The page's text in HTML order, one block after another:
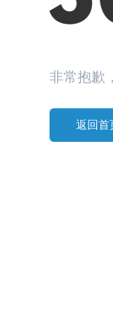
非常抱歉
返回首